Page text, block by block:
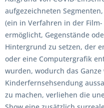
aufgezeichneten
(ein in Verfahren in der
ermöglicht, Gegenstände
Hintergrund zu setzen, der
oder eine Computergrafik
wurden, wodurch das
Kinderfernsehsendung
zu machen, verliehen die